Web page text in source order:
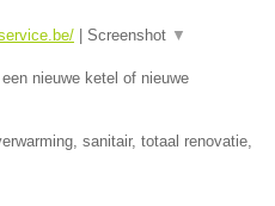
Screenshot ▼
nieuwe ketel of nieuwe
sanitair, totaal renovatie,